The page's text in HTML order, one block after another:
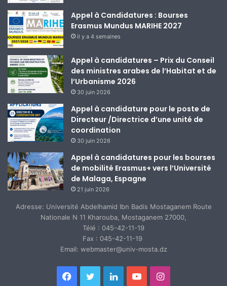
Appel à Candidatures : Bourses
Erasmus Mundus MARIHE 2027
il y a 4 semaines
Appel à candidatures – Prix du Conseil
des ministres arabes de l’Habitat et de
l’Urbanisme 2026
30 juin 2026
Appel à candidature pour le poste de
Directeur /Directrice d’une unité de
coordination
30 juin 2026
Appel à candidatures pour les bourses
de mobilité Erasmus+ vers l’Université
de Malaga, Espagne
21 juin 2026
Adresse: Université Abdelhamid Ibn Badis Mostaganem Route
Nationale N 11 Kharouba, Mostaganem 27000,
Télé : 045-42-11-19
Fax : 045-42-11-19
Email: webmaster@univ-mosta.dz
Facebook
TwitterLinkedinYouTubeInstagram